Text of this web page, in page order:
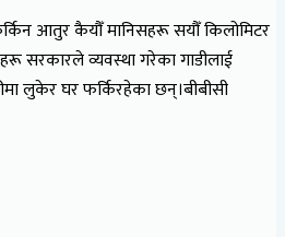
आतुर कैयौँ मानिसहरू सयौँ किलोमिटर
सरकारले व्यवस्था गरेका गाडीलाई
लुकेर घर फर्किरहेका छन्।बीबीसी